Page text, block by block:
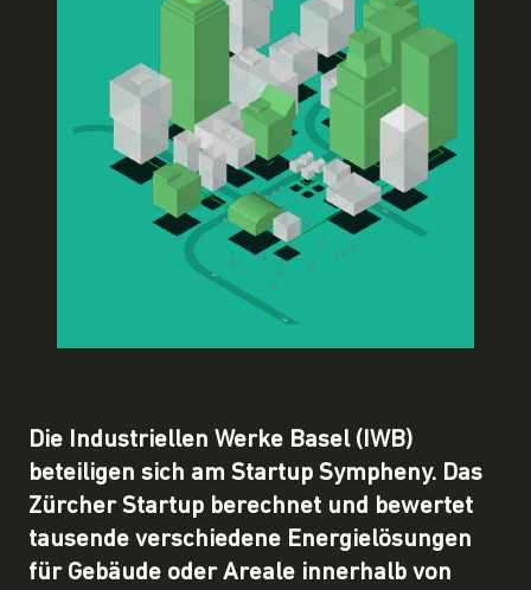
Die Industriellen Werke Basel (IWB)
beteiligen sich am Startup Sympheny. Das
Zürcher Startup berechnet und bewertet
tausende verschiedene Energielösungen
für Gebäude oder Areale innerhalb von